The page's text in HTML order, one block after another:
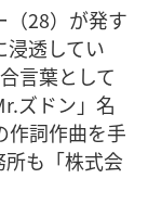
（28）が発す
浸透してい
言葉として
ズドン」名
作詞作曲を手
も「株式会